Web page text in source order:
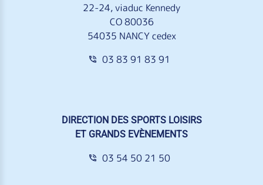
22-24, viaduc Kennedy
CO 80036
54035 NANCY cedex
03 83 91 83 91
DIRECTION DES SPORTS LOISIRS
ET GRANDS EVÈNEMENTS
03 54 50 21 50